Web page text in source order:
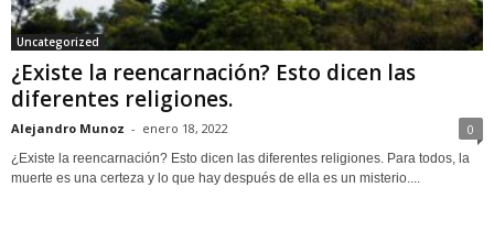
Uncategorized
¿Existe la reencarnación? Esto dicen las
diferentes religiones.
Alejandro Munoz - enero 18, 2022 0
¿Existe la reencarnación? Esto dicen las diferentes religiones. Para todos, la
muerte es una certeza y lo que hay después de ella es un misterio....